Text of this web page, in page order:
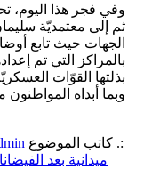
وفي فجر هذا اليوم،
ثم إلى معتمديّة
الجهات حيث تابع
بالمراكز التي تم
بذلتها القوّات
وبما أبداه
:. كاتب الموضوع
ميدانية بعد